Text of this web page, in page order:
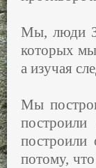
Мы, люди
которых мы
а изучая
Мы
построили
потому,